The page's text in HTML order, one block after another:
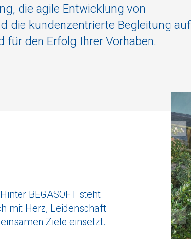
die agile Entwicklung von
die kundenzentrierte Begleitung auf
für den Erfolg Ihrer Vorhaben.
BEGASOFT steht
mit Herz, Leidenschaft
Ziele einsetzt.